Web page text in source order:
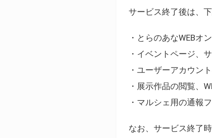
サービス終了後は、
・とらのあなWEBオ
・イベントページ、
・ユーザーアカウン
・展示作品の閲覧、
・マルシェ用の通報
なお、サービス終了